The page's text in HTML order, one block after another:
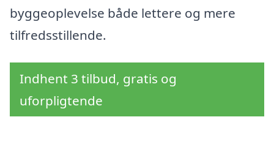
byggeoplevelse både lettere og mere
tilfredsstillende.
Indhent 3 tilbud, gratis og
uforpligtende